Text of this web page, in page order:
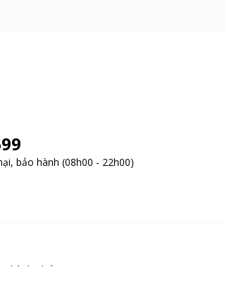
bảo hành (08h00 - 22h00)
Thành phố